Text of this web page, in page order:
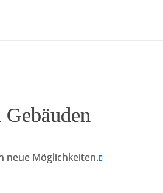
neue Möglichkeiten.